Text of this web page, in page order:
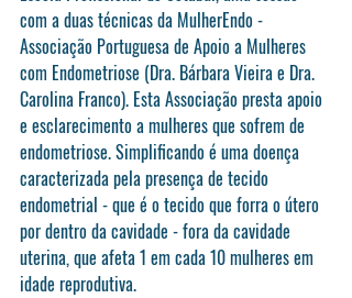
com a duas técnicas da MulherEndo -
Associação Portuguesa de Apoio a Mulheres
com Endometriose (Dra. Bárbara Vieira e Dra.
Carolina Franco). Esta Associação presta apoio
e esclarecimento a mulheres que sofrem de
endometriose. Simplificando é uma doença
caracterizada pela presença de tecido
endometrial - que é o tecido que forra o útero
por dentro da cavidade - fora da cavidade
uterina, que afeta 1 em cada 10 mulheres em
idade reprodutiva.